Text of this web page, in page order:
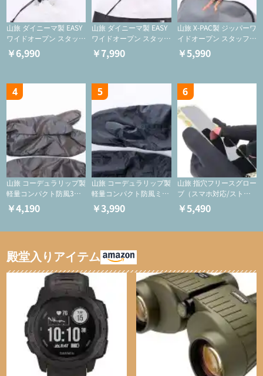
山旅 ダイニーマ製 EASY
ワイドオープン スタッフ
サックS【巾着/ケース】
￥6,990
山旅 ダイニーマ製 EASY
ワイドオープン スタッフ
サックM【巾着/ケース】
￥7,990
山旅 X-PAC製 ジッパーワ
イドオープン スタッフサ
ック【ジッパーケース/
ケース/フードバッグ/コ
￥5,990
4
山旅 コーデュラリップ製
軽量コンパクト防風3つ
指ミトン【登山用グロー
ブ】
￥4,190
5
山旅 コーデュラリップ製
軽量コンパクト防風ミト
ン【登山用グローブ】
￥3,990
6
山旅 指穴フリースグロー
ブ（スマホ対応/ストレ
ッチ/登山用保温グロー
ブ)
￥5,490
殿堂入りアイテム